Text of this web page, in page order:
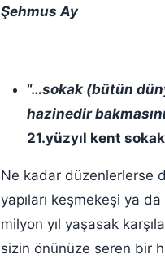
Şehmus Ay
“…sokak (bütün
hazinedir
21.yüzyıl kent
Ne kadar düzenlerlerse
yapıları keşmekeşi ya
milyon yıl yaşasak
sizin önünüze seren bir